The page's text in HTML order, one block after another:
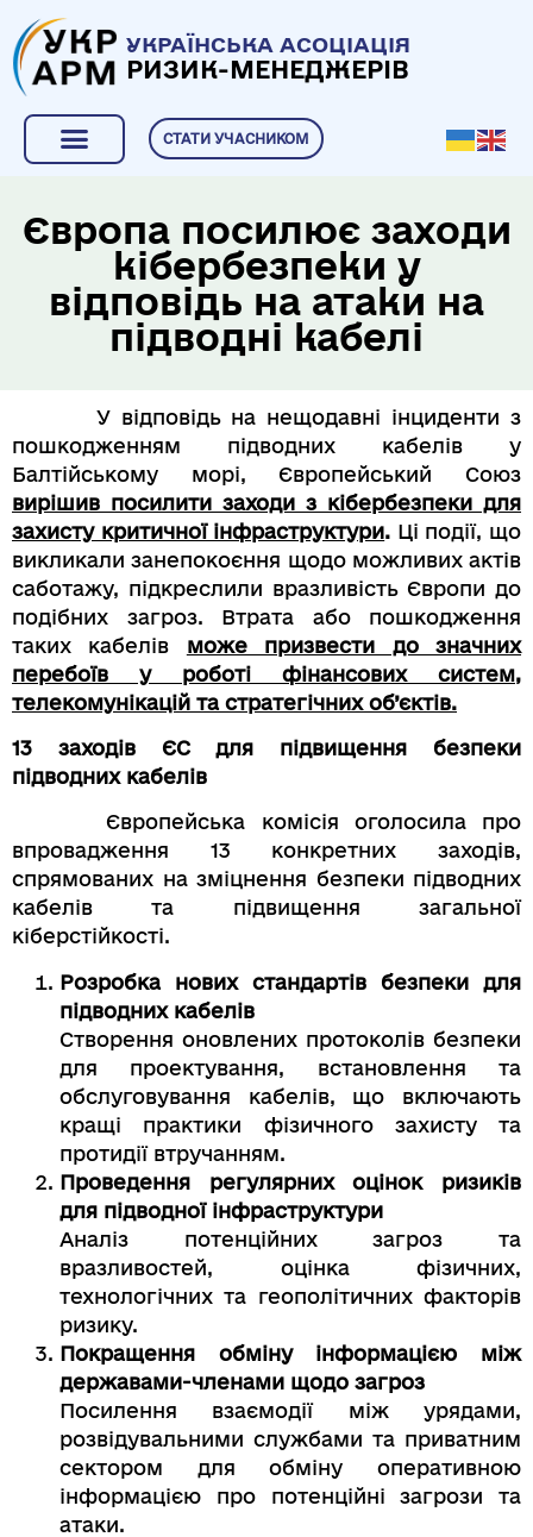
УКРАЇНСЬКА АСОЦІАЦІЯ
РИЗИК-МЕНЕДЖЕРІВ
СТАТИ УЧАСНИКОМ
Європа посилює заходи
кібербезпеки у
відповідь на атаки на
підводні кабелі
У відповідь на нещодавні інциденти з
пошкодженням підводних кабелів у
Балтійському морі, Європейський Союз
вирішив посилити заходи з кібербезпеки для
захисту критичної інфраструктури. Ці події, що
викликали занепокоєння щодо можливих актів
саботажу, підкреслили вразливість Європи до
подібних загроз. Втрата або пошкодження
таких кабелів може призвести до значних
перебоїв у роботі фінансових систем,
телекомунікацій та стратегічних об’єктів.
13 заходів ЄС для підвищення безпеки
підводних кабелів
Європейська комісія оголосила про
впровадження 13 конкретних заходів,
спрямованих на зміцнення безпеки підводних
кабелів та підвищення загальної
кіберстійкості.
Розробка нових стандартів безпеки для
підводних кабелів
Створення оновлених протоколів безпеки
для проектування, встановлення та
обслуговування кабелів, що включають
кращі практики фізичного захисту та
протидії втручанням.
Проведення регулярних оцінок ризиків
для підводної інфраструктури
Аналіз потенційних загроз та
вразливостей, оцінка фізичних,
технологічних та геополітичних факторів
ризику.
Покращення обміну інформацією між
державами-членами щодо загроз
Посилення взаємодії між урядами,
розвідувальними службами та приватним
сектором для обміну оперативною
інформацією про потенційні загрози та
атаки.